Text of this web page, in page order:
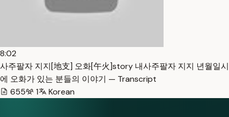
8:02
사주팔자 지지[地支] 오화[午火]story 내사주팔자 지지 년월일시
에 오화가 있는 분들의 이야기 — Transcript
655
1 Korean